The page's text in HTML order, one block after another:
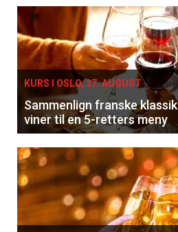
KURS I OSLO, 27. AUGUST
Sammenlign franske
viner til en 5-retters meny